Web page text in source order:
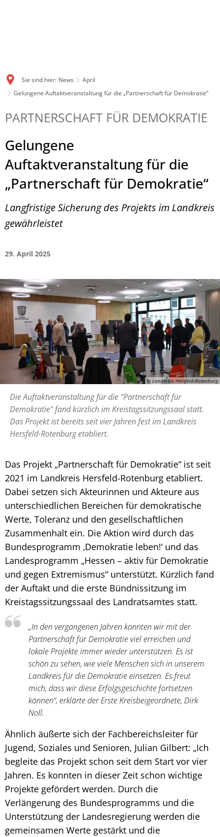
Sie sind hier: News
April
Gelungene Auftaktveranstaltung für die „Partnerschaft für Demokratie“
PARTNERSCHAFT FÜR DEMOKRATIE
Gelungene
Auftaktveranstaltung für die
„Partnerschaft für Demokratie“
Langfristige Sicherung des Projekts im Landkreis
gewährleistet
29. April 2025
© Landkreis Hersfeld-Rotenburg
Die Auftaktveranstaltung für die "Partnerschaft für
Demokratie" fand kürzlich im Kreistagssitzungssaal statt.
Das Projekt ist bereits seit vier Jahren fest im Landkreis
Hersfeld-Rotenburg etabliert.
Das Projekt „Partnerschaft für Demokratie“ ist seit
2021 im Landkreis Hersfeld-Rotenburg etabliert.
Dabei setzen sich Akteurinnen und Akteure aus
unterschiedlichen Bereichen für demokratische
Werte, Toleranz und den gesellschaftlichen
Zusammenhalt ein. Die Aktion wird durch das
Bundesprogramm ‚Demokratie leben!‘ und das
Landesprogramm „Hessen – aktiv für Demokratie
und gegen Extremismus“ unterstützt. Kürzlich fand
der Auftakt und die erste Bündnissitzung im
Kreistagssitzungssaal des Landratsamtes statt.
„In den vergangenen Jahren konnten wir mit der
Partnerschaft für Demokratie viel erreichen und
lokale Projekte immer wieder unterstützen. Es ist
schön zu sehen, wie viele Menschen sich in unserem
Landkreis für die Demokratie einsetzen. Es freut
mich, dass wir diese Erfolgsgeschichte fortsetzen
können“, erklärte der Erste Kreisbeigeordnete, Dirk
Noll.
Ähnlich äußerte sich der Fachbereichsleiter für
Jugend, Soziales und Senioren, Julian Gilbert: „Ich
begleite das Projekt schon seit dem Start vor vier
Jahren. Es konnten in dieser Zeit schon wichtige
Projekte gefördert werden. Durch die
Verlängerung des Bundesprogramms und die
Unterstützung der Landesregierung werden die
gemeinsamen Werte gestärkt und die